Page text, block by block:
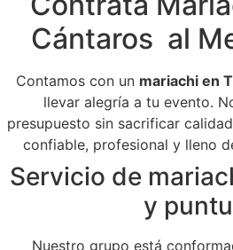
Cántaros al
Contamos con un mariachi en
llevar alegría a tu evento.
presupuesto sin sacrificar
confiable, profesional y lleno
Servicio de
y
Nuestro grupo está